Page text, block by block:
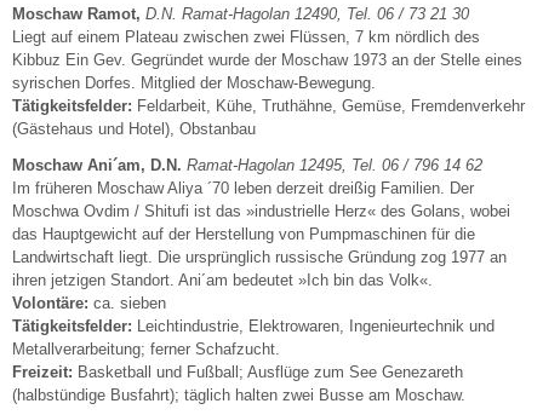
Moschaw Ramot, D.N. Ramat-Hagolan 12490, Tel. 06 / 73 21 30
Liegt auf einem Plateau zwischen zwei Flüssen, 7 km nördlich des
Kibbuz Ein Gev. Gegründet wurde der Moschaw 1973 an der Stelle eines
syrischen Dorfes. Mitglied der Moschaw-Bewegung.
Tätigkeitsfelder: Feldarbeit, Kühe, Truthähne, Gemüse, Fremdenverkehr
(Gästehaus und Hotel), Obstanbau
Moschaw Ani´am, D.N. Ramat-Hagolan 12495, Tel. 06 / 796 14 62
Im früheren Moschaw Aliya ´70 leben derzeit dreißig Familien. Der
Moschwa Ovdim / Shitufi ist das »industrielle Herz« des Golans, wobei
das Hauptgewicht auf der Herstellung von Pumpmaschinen für die
Landwirtschaft liegt. Die ursprünglich russische Gründung zog 1977 an
ihren jetzigen Standort. Ani´am bedeutet »Ich bin das Volk«.
Volontäre: ca. sieben
Tätigkeitsfelder: Leichtindustrie, Elektrowaren, Ingenieurtechnik und
Metallverarbeitung; ferner Schafzucht.
Freizeit: Basketball und Fußball; Ausflüge zum See Genezareth
(halbstündige Busfahrt); täglich halten zwei Busse am Moschaw.